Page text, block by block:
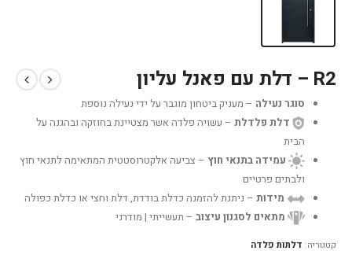
R2 – דלת עם פאנל עליון
סוגר נעילה – מעניק ביטחון מוגבר על ידי נעילה נוספת
דלת פלדלת – עשויה פלדה אשר מצטיינת בחוזקה ובהגנה על
הבית
עמידה בתנאי חוץ – צביעה אלקטרוסטטית המתאימה לתנאי חוץ
ולבתים פרטיים
מידות – ניתנת להזמנה כדלת בודדת, דלת וחצי או כדלת כפולה
מתאים לסגנון עיצוב – תעשייתי | מודרני
קטגוריה: דלתות פלדה